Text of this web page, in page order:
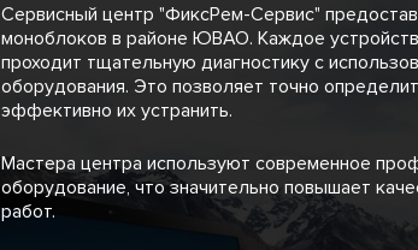
Сервисный центр "ФиксРем-Сервис"
моноблоков в районе ЮВАО. Каждое
проходит тщательную диагностику с
оборудования. Это позволяет точно
эффективно их устранить.
Мастера центра используют современное
оборудование, что значительно повышает
работ.